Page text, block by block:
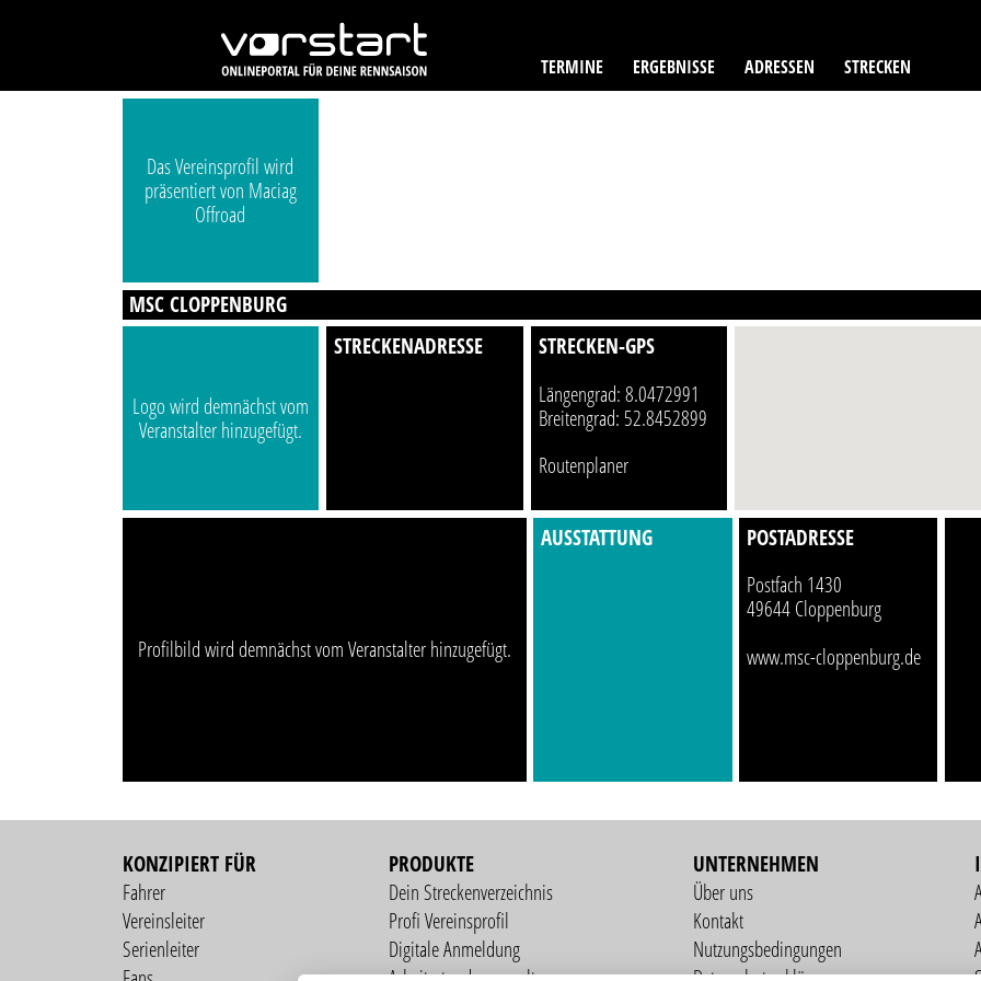
TERMINE ERGEBNISSE ADRESSEN STRECKEN
Das Vereinsprofil wird
präsentiert von Maciag
Offroad
MSC CLOPPENBURG
Logo wird demnächst vom
Veranstalter hinzugefügt.
STRECKENADRESSE
STRECKEN-GPS
Längengrad: 8.0472991
Breitengrad: 52.8452899
Routenplaner
Profilbild wird demnächst vom Veranstalter hinzugefügt.
AUSSTATTUNG
POSTADRESSE
Postfach 1430
49644 Cloppenburg
www.msc-cloppenburg.de
KONZIPIERT FÜR
Fahrer
Vereinsleiter
Serienleiter
PRODUKTE
Dein Streckenverzeichnis
Profi Vereinsprofil
Digitale Anmeldung
UNTERNEHMEN
Über uns
Kontakt
Nutzungsbedingungen